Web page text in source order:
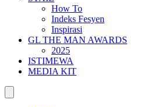
How To
Indeks Fesyen
Inspirasi
GL THE MAN AWARDS
2025
ISTIMEWA
MEDIA KIT